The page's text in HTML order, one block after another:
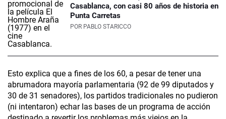
Casablanca, con casi 80 años de historia en
Punta Carretas
POR PABLO STARICCO
Esto explica que a fines de los 60, a pesar de tener una
abrumadora mayoría parlamentaria (92 de 99 diputados y
30 de 31 senadores), los partidos tradicionales no pudieron
(ni intentaron) echar las bases de un programa de acción